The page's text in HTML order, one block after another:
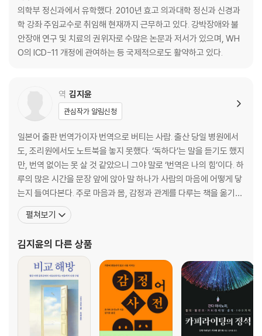
·의학부 졸업, 정신과 의사가 되다 ·조금씩 타오르는 불안의 불꽃 ·위태로
운 상태 ·첫 번째 끌어들임 ·강박장애 발병을 자각하다 ·강박의 비탈길에서
굴러 떨어지다 ·새로운 환경에서 증상이 조금 가라앉다 ·더 이상 일을 못 할
강박을 공략하다 ·일을 다시 시작하다 ·증상 재발, CBT를 다시 시작하다 ·
완벽 추구를 포기하다 ·정리하면
5 다양한 강박장애 181
오염 강박
·사례: 하루코 씨(33세) ·오염 강박으로 통하는 다양한 입구 ·도망치지 말
라 ·반복하지 않는 요령 ·입원 치료는 최후의 수단 ·입원하면 어떤 치료를
할까? ·입원을 두려워하는 환자는 많다
정리정돈 강박
CBT 요령
어린이의 강박장애
·사례: 아키코(초등학교 6학년) ·약물 부작용 ·CBT ·부모를 끌어들임 ·부
모도 강박장애라면
마술적 사고
·인지왜곡이 증상으로 나타나다
의학부 정신과에서 유학했다. 2010년 효고 의과대학 정신과 신경과
학 강좌 주임교수로 취임해 현재까지 근무하고 있다. 강박장애와 불
안장애 연구 및 치료의 권위자로 수많은 논문과 저서가 있으며, WH
O의 ICD-11 개정에 관여하는 등 국제적으로도 활약하고 있다.
역 김지윤
관심작가 알림신청
일본어 출판 번역가이자 번역으로 버티는 사람. 출산 당일 병원에서
도, 조리원에서도 노트북을 놓지 못했다. ‘독하다’는 말을 듣기도 했지
만, 번역 없이는 못 살 것 같았으니 그야 말로 ‘번역은 나의 힘’이다. 하
루의 많은 시간을 문장 앞에 앉아 말 하나가 사람의 마음에 어떻게 닿
는지 들여다본다. 주로 마음과 몸, 감정과 관계를 다루는 책을 옮기
며, 감정을 이해하고 표현하는 언어에 특히 집중하고 있다. 완벽한 문
장보다 오래 곁에 남는 문장을 만들고 싶다. 사람을 더 깊이 이해하고
키며 살아가는 중이다. 옮긴 책으로는 《
펼쳐보기
김지윤의 다른 상품